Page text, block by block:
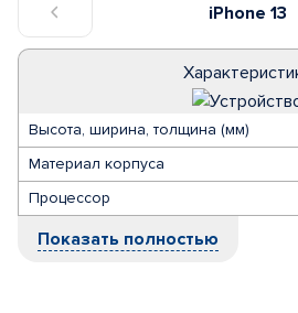
iPhone 13
Высота, ширина, толщина (мм)
Материал корпуса
Процессор
Показать полностью